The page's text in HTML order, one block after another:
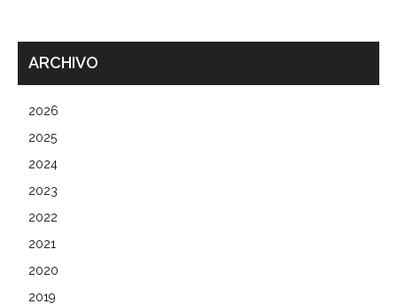
ARCHIVO
2026
2025
2024
2023
2022
2021
2020
2019